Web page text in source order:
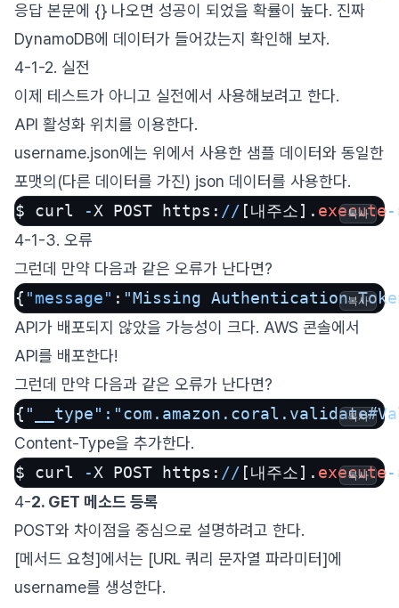
응답 본문에 {} 나오면 성공이 되었을 확률이 높다. 진짜
DynamoDB에 데이터가 들어갔는지 확인해 보자.
4-1-2. 실전
이제 테스트가 아니고 실전에서 사용해보려고 한다.
API 활성화 위치를 이용한다.
username.json에는 위에서 사용한 샘플 데이터와 동일한
포맷의(다른 데이터를 가진) json 데이터를 사용한다.
$ curl
-X POST https: // [내주소]. execute-
복사
4-1-3. 오류
그런데 만약 다음과 같은 오류가 난다면?
{ "message" : "Missing Authentication 복사
API가 배포되지 않았을 가능성이 크다. AWS 콘솔에서
API를 배포한다!
그런데 만약 다음과 같은 오류가 난다면?
{ "__type" 복사
Content-Type을 추가한다.
$ curl
-X POST https: // [내주소]. execute-
복사
4-2. GET 메소드 등록
POST와 차이점을 중심으로 설명하려고 한다.
[메서드 요청]에서는 [URL 쿼리 문자열 파라미터]에
username를 생성한다.